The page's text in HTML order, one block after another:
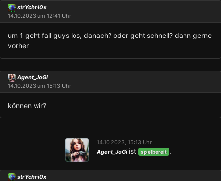
strYchni0x
14.10.2023 um 12:41 Uhr
um 1 geht fall guys los, danach? oder geht schnell? dann gerne
vorher
Agent_JoGi
14.10.2023 um 15:13 Uhr
können wir?
14.10.2023, 15:13 Uhr
Agent_JoGi ist spielbereit .
strYchni0x